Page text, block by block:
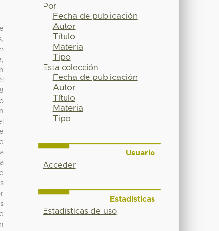
Por
Fecha de publicación
Autor
Título
Materia
Tipo
Esta colección
Fecha de publicación
Autor
Título
Materia
Tipo
Usuario
Acceder
Estadísticas
Estadísticas de uso